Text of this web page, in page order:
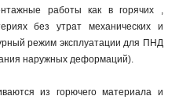
работы как в горячих ,
без утрат механических и
режим эксплуатации для ПНД
наружных деформаций).
из горючего материала и